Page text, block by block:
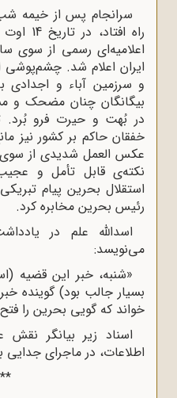
سرانجام پس از خیمه
اعلامیه‌ای رسمی از سوی
ایران اعلام شد.
و سرزمین آباء و
بیگانگان چنان مضحک و
در بُهت و حیرت فرو بُرد.
خفقان حاکم بر کشور نیز
عکس العمل شدیدی از سوی
نکته‌ی قابل تأمل و
استقلال بحرین پیام
رئیس بحرین مخابره کرد.
اسدالله علم در
می‌نویسد:
«شنبه، خبر این قضیه
بسیار جالب بود) گوینده
خواند که گویی بحرین را
اسناد زیر بیانگر
اطلاعات، در ماجرای جدایی